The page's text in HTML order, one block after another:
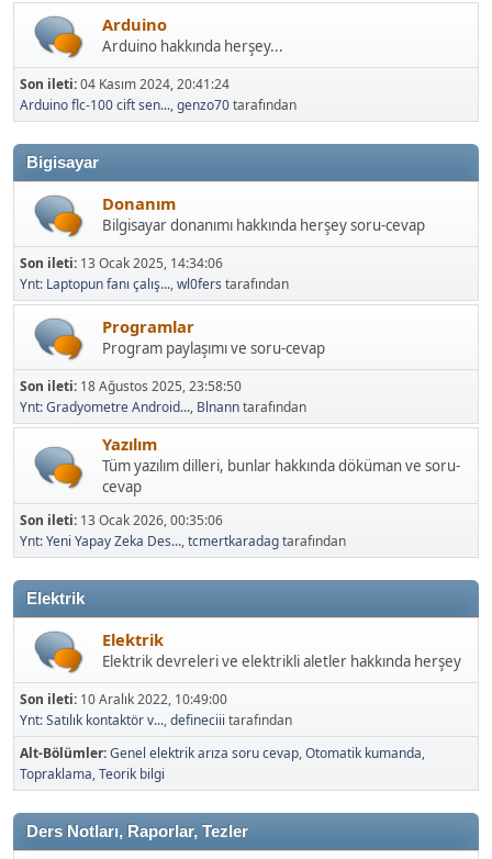
Arduino
Arduino hakkında herşey...
Son ileti:04 Kasım 2024, 20:41:24
Arduino flc-100 cift sen...,genzo70tarafından
Bigisayar
Donanım
Bilgisayar donanımı hakkında herşey soru-cevap
Son ileti: 13 Ocak 2025, 14:34:06
Ynt: Laptopun fanı çalış...,wl0fers tarafından
Programlar
Program paylaşımı ve soru-cevap
Son ileti: 18 Ağustos 2025, 23:58:50
Ynt: Gradyometre Android..., Blnanntarafından
Yazılım
Tüm yazılım dilleri, bunlar hakkında döküman ve soru-
cevap
Son ileti: 13 Ocak 2026, 00:35:06
Ynt: Yeni Yapay Zeka Des...,tcmertkaradagtarafından
Elektrik
Elektrik
Elektrik devreleri ve elektrikli aletler hakkında herşey
Son ileti: 10 Aralık 2022, 10:49:00
Ynt: Satılık kontaktör v...,defineciii tarafından
Alt-Bölümler Genel elektrik arıza soru cevap Otomatik kumanda
Topraklama Teorik bilgi
Ders Notları, Raporlar, Tezler